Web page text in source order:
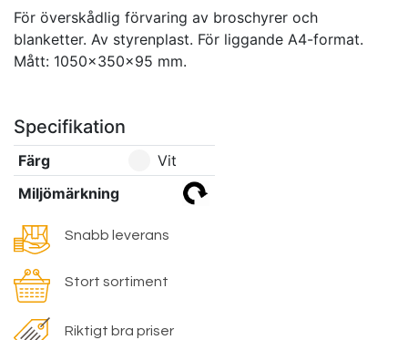
För överskådlig förvaring av broschyrer och
blanketter. Av styrenplast. För liggande A4-format.
Mått: 1050x350x95 mm.
Specifikation
Färg
Vit
Miljömärkning
Snabb leverans
Stort sortiment
Riktigt bra priser